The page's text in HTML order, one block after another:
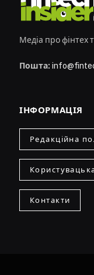
Медіа про фінтех
Пошта:
ІНФОРМАЦІЯ
Редакційна
Контакти